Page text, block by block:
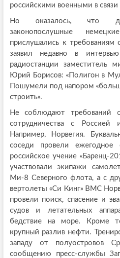
российскими военными в связи
Но оказалось, что
законопослушные
прислушались к требованиям
заявил недавно в
радиостанции заместитель
Юрий Борисов: «Полигон в
Пошумели под напором
строить».
Не соблюдают требований
сотрудничества с
Например, Норвегия.
соседи провели ежегодное
российское учение «Баренц-
участвовали экипажи
Ми-8 Северного флота, а с
вертолеты «Си Кинг» ВМС
провели поиск, спасение и
судов и летательных
бедствие на море. Кроме
крупный разлив нефти.
западу от полуостровов
сообщению пресс-службы